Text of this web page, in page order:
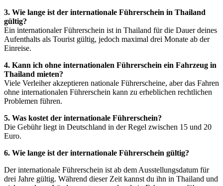
3. Wie lange ist der internationale Führerschein in Thailand
gültig?
Ein internationaler Führerschein ist in Thailand für die Dauer deines
Aufenthalts als Tourist gültig, jedoch maximal drei Monate ab der
Einreise.
4. Kann ich ohne internationalen Führerschein ein Fahrzeug in
Thailand mieten?
Viele Verleiher akzeptieren nationale Führerscheine, aber das Fahren
ohne internationalen Führerschein kann zu erheblichen rechtlichen
Problemen führen.
5. Was kostet der internationale Führerschein?
Die Gebühr liegt in Deutschland in der Regel zwischen 15 und 20
Euro.
6. Wie lange ist der internationale Führerschein gültig?
Der internationale Führerschein ist ab dem Ausstellungsdatum für
drei Jahre gültig. Während dieser Zeit kannst du ihn in Thailand und